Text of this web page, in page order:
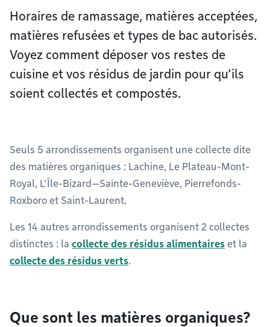
Horaires de ramassage, matières acceptées,
matières refusées et types de bac autorisés.
Voyez comment déposer vos restes de
cuisine et vos résidus de jardin pour qu’ils
soient collectés et compostés.
Seuls 5 arrondissements organisent une collecte dite
des matières organiques : Lachine, Le Plateau-Mont-
Royal, L’Île-Bizard—Sainte-Geneviève, Pierrefonds-
Roxboro et Saint-Laurent.
Les 14 autres arrondissements organisent 2 collectes
distinctes : la collecte des résidus alimentaires et la
collecte des résidus verts.
Que sont les matières organiques?